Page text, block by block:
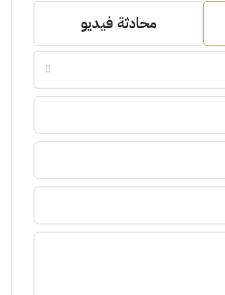
محادثة فيديو